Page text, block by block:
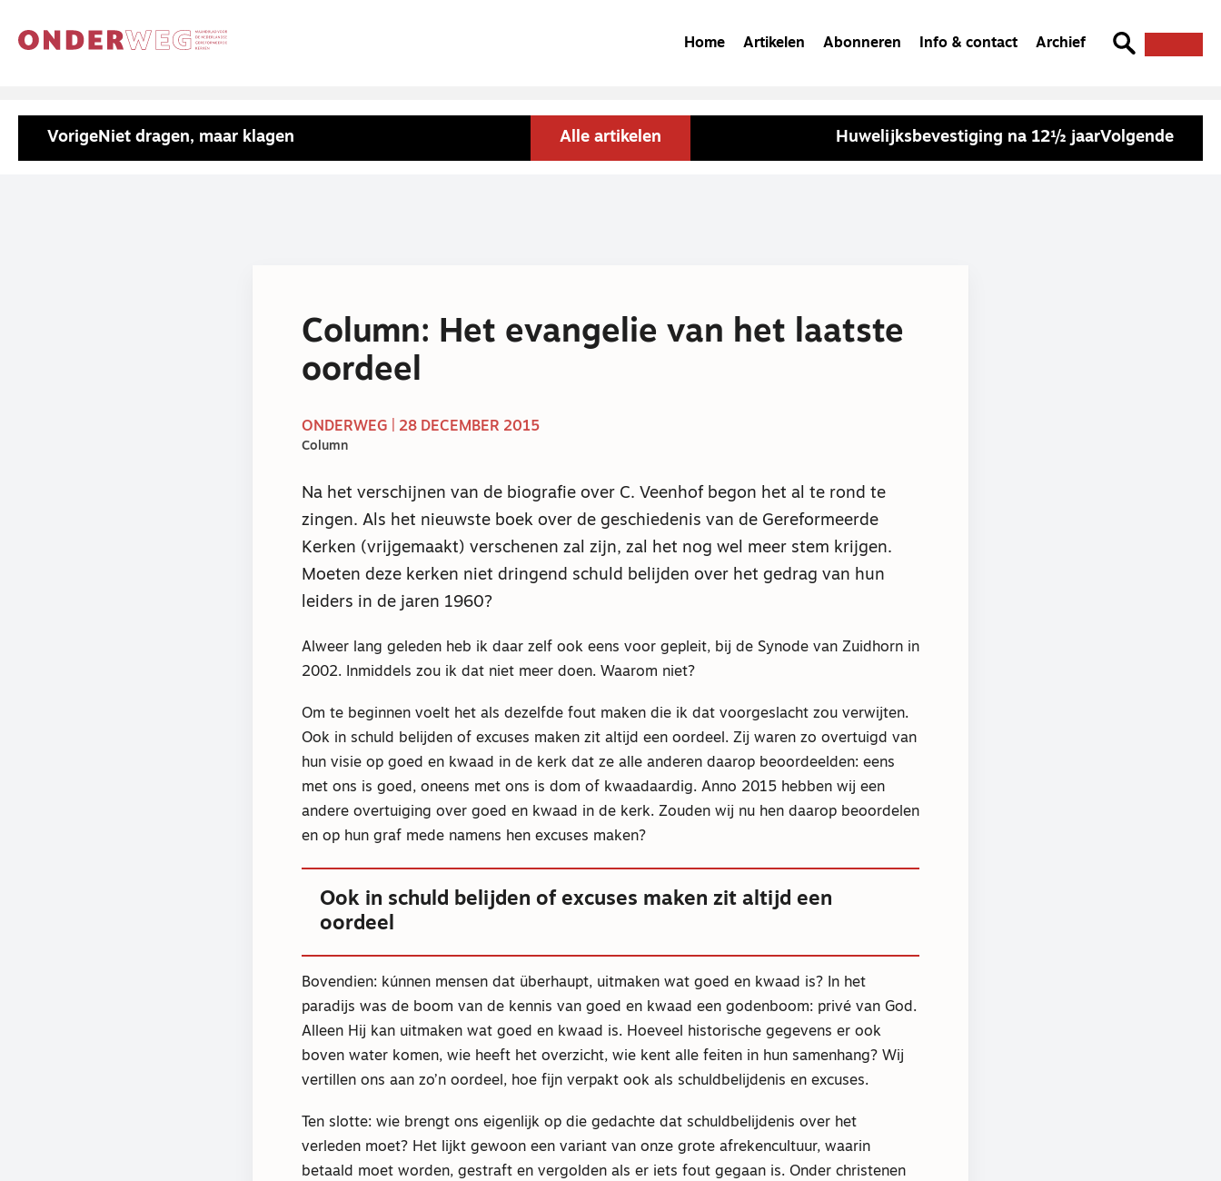
Home Artikelen Abonneren Info & contact Archief
VorigeNiet dragen, maar klagen Alle artikelen Huwelijksbevestiging na 12½ jaarVolgende
Column: Het evangelie van het laatste
oordeel
ONDERWEG | 28 DECEMBER 2015
Column
Na het verschijnen van de biografie over C. Veenhof begon het al te rond te
zingen. Als het nieuwste boek over de geschiedenis van de Gereformeerde
Kerken (vrijgemaakt) verschenen zal zijn, zal het nog wel meer stem krijgen.
Moeten deze kerken niet dringend schuld belijden over het gedrag van hun
leiders in de jaren 1960?
Alweer lang geleden heb ik daar zelf ook eens voor gepleit, bij de Synode van Zuidhorn in
2002. Inmiddels zou ik dat niet meer doen. Waarom niet?
Om te beginnen voelt het als dezelfde fout maken die ik dat voorgeslacht zou verwijten.
Ook in schuld belijden of excuses maken zit altijd een oordeel. Zij waren zo overtuigd van
hun visie op goed en kwaad in de kerk dat ze alle anderen daarop beoordeelden: eens
met ons is goed, oneens met ons is dom of kwaadaardig. Anno 2015 hebben wij een
andere overtuiging over goed en kwaad in de kerk. Zouden wij nu hen daarop beoordelen
en op hun graf mede namens hen excuses maken?
Ook in schuld belijden of excuses maken zit altijd een
oordeel
Bovendien: kúnnen mensen dat überhaupt, uitmaken wat goed en kwaad is? In het
paradijs was de boom van de kennis van goed en kwaad een godenboom: privé van God.
Alleen Hij kan uitmaken wat goed en kwaad is. Hoeveel historische gegevens er ook
boven water komen, wie heeft het overzicht, wie kent alle feiten in hun samenhang? Wij
vertillen ons aan zo’n oordeel, hoe fijn verpakt ook als schuldbelijdenis en excuses.
Ten slotte: wie brengt ons eigenlijk op die gedachte dat schuldbelijdenis over het
verleden moet? Het lijkt gewoon een variant van onze grote afrekencultuur, waarin
betaald moet worden, gestraft en vergolden als er iets fout gegaan is. Onder christenen